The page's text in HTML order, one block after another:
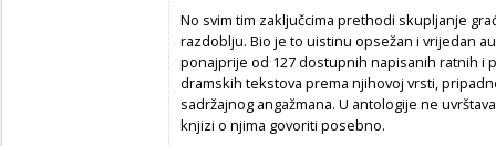
No svim tim zaključcima prethodi skupljanje
razdoblju. Bio je to uistinu opsežan i vrijedan
ponajprije od 127 dostupnih napisanih ratnih i
dramskih tekstova prema njihovoj vrsti,
sadržajnog angažmana. U antologije ne
knjizi o njima govoriti posebno.